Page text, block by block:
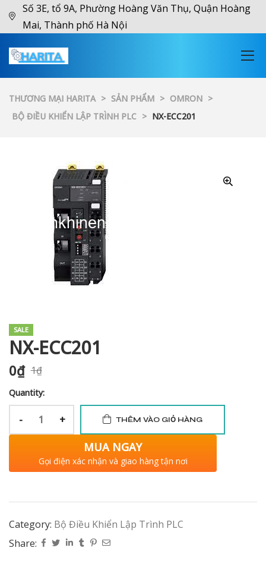
Số 3E, tổ 9A, Phường Hoàng Văn Thụ, Quận Hoàng
Mai, Thành phố Hà Nội
THƯƠNG MẠI HARITA > SẢN PHẨM > OMRON >
BỘ ĐIỀU KHIỂN LẬP TRÌNH PLC > NX-ECC201
SALE
NX-ECC201
1₫
0₫
Quantity:
- + THÊM VÀO GIỎ HÀNG
MUA NGAY
Gọi điện xác nhận và giao hàng tận nơi
Category: Bộ Điều Khiển Lập Trình PLC
Share:
XNK